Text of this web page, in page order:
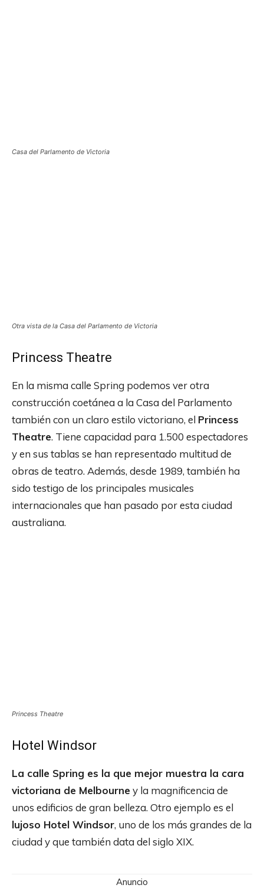
Casa del Parlamento de Victoria
Otra vista de la Casa del Parlamento de Victoria
Princess Theatre
En la misma calle Spring podemos ver otra
construcción coetánea a la Casa del Parlamento
también con un claro estilo victoriano, el Princess
Theatre. Tiene capacidad para 1.500 espectadores
y en sus tablas se han representado multitud de
obras de teatro. Además, desde 1989, también ha
sido testigo de los principales musicales
internacionales que han pasado por esta ciudad
australiana.
Princess Theatre
Hotel Windsor
La calle Spring es la que mejor muestra la cara
victoriana de Melbourne y la magnificencia de
unos edificios de gran belleza. Otro ejemplo es el
lujoso Hotel Windsor, uno de los más grandes de la
ciudad y que también data del siglo XIX.
Anuncio